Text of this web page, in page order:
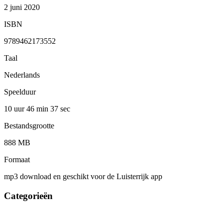
2 juni 2020
ISBN
9789462173552
Taal
Nederlands
Speelduur
10 uur 46 min 37 sec
Bestandsgrootte
888 MB
Formaat
mp3 download en geschikt voor de Luisterrijk app
Categorieën